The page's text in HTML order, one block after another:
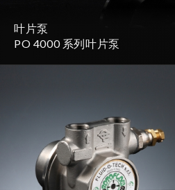
叶片泵
PO 4000 系列叶片泵